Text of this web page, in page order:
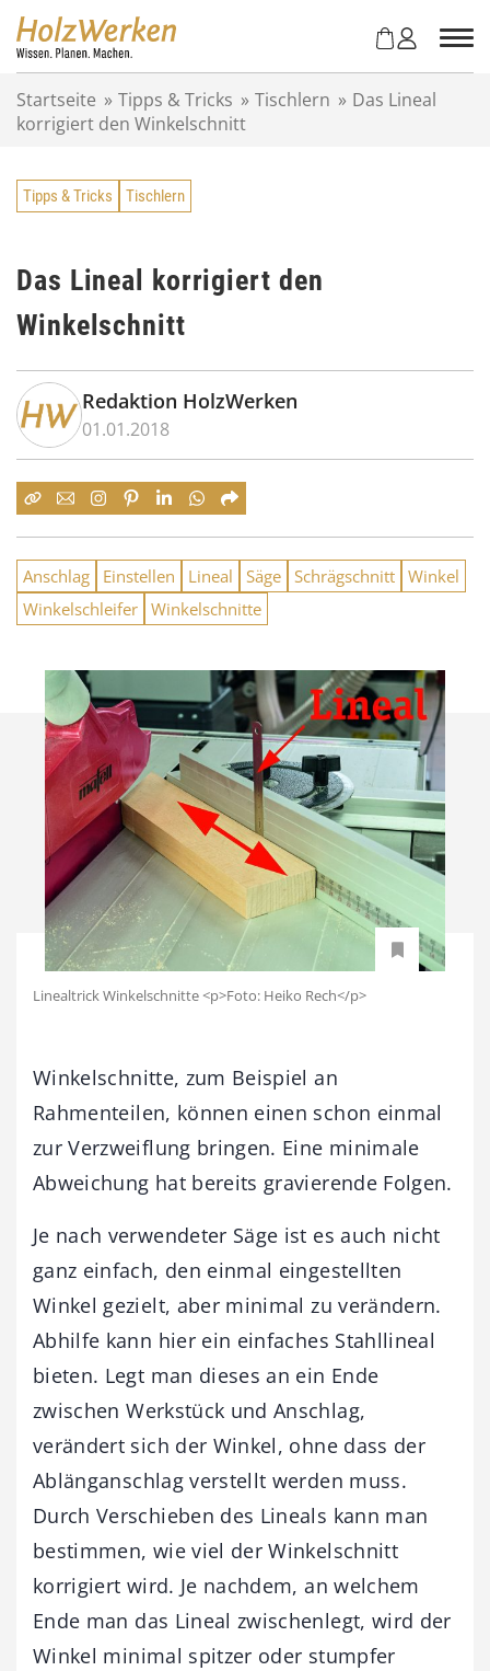
Startseite » Tipps & Tricks » Tischlern » Das Lineal
korrigiert den Winkelschnitt
Tipps & Tricks Tischlern
Das Lineal korrigiert den
Winkelschnitt
Redaktion HolzWerken
01.01.2018
Anschlag Einstellen Lineal Säge Schrägschnitt Winkel
Winkelschleifer Winkelschnitte
Linealtrick Winkelschnitte <p>Foto: Heiko Rech</p>
Winkelschnitte, zum Beispiel an
Rahmenteilen, können einen schon einmal
zur Verzweiflung bringen. Eine minimale
Abweichung hat bereits gravierende Folgen.
Je nach verwendeter Säge ist es auch nicht
ganz einfach, den einmal eingestellten
Winkel gezielt, aber minimal zu verändern.
Abhilfe kann hier ein einfaches Stahllineal
bieten. Legt man dieses an ein Ende
zwischen Werkstück und Anschlag,
verändert sich der Winkel, ohne dass der
Ablänganschlag verstellt werden muss.
Durch Verschieben des Lineals kann man
bestimmen, wie viel der Winkelschnitt
korrigiert wird. Je nachdem, an welchem
Ende man das Lineal zwischenlegt, wird der
Winkel minimal spitzer oder stumpfer